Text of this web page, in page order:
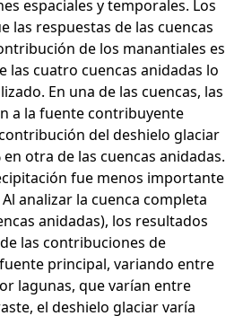
espaciales y temporales. Los
las respuestas de las cuencas
de los manantiales es
las cuatro cuencas anidadas lo
En una de las cuencas, las
a la fuente contribuyente
del deshielo glaciar
otra de las cuencas anidadas.
fue menos importante
analizar la cuenca completa
anidadas), los resultados
las contribuciones de
principal, variando entre
lagunas, que varían entre
el deshielo glaciar varía